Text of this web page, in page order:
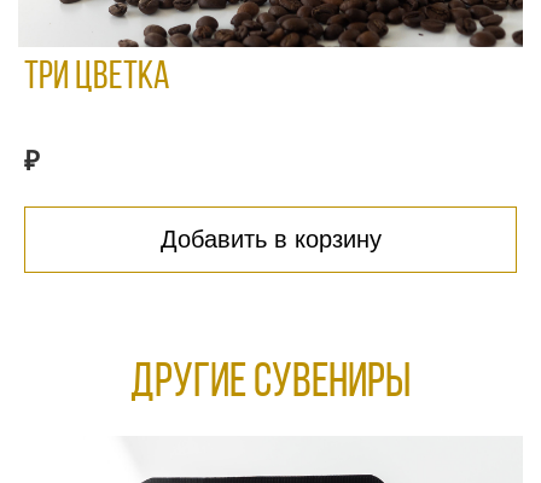
Три цветка
₽
Добавить в корзину
Другие сувениры